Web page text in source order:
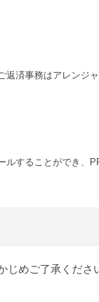
返済事務はアレンジ
することができ、
めご了承くださ